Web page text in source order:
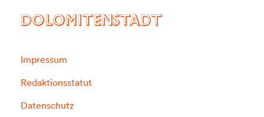
DOLOMITENSTADT
Impressum
Redaktionsstatut
Datenschutz